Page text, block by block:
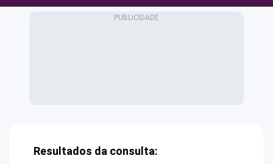
Resultados da consulta: